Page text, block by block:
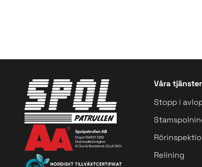
Våra tjänster
Stopp i
Relining